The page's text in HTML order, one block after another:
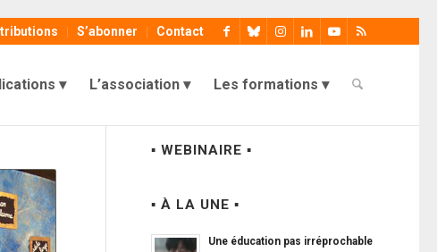
S’abonner Contact
L’association Les formations
▪ WEBINAIRE ▪
▪ À LA UNE ▪
Une éducation pas irréprochable